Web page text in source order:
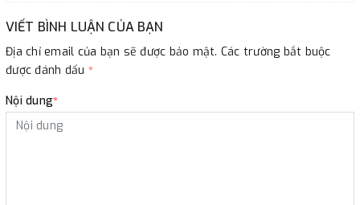
VIẾT BÌNH LUẬN CỦA BẠN
Địa chỉ email của bạn sẽ được bảo mật. Các trường bắt buộc
được đánh dấu *
Nội dung*